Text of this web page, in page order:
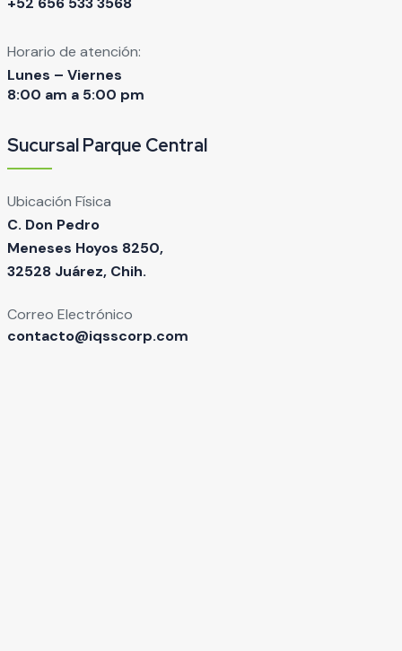
Horario de atención:
Lunes – Viernes
8:00 am a 5:00 pm
Sucursal Parque Central
Ubicación Física
C. Don Pedro
Meneses Hoyos 8250,
32528 Juárez, Chih.
Correo Electrónico
contacto@iqsscorp.com